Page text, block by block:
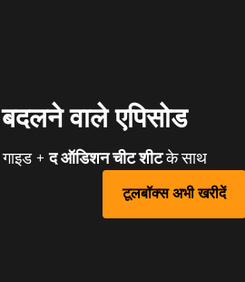
वाले एपिसोड
+द ऑडिशन चीट शीटके साथ
टूलबॉक्स अभी खरीदें